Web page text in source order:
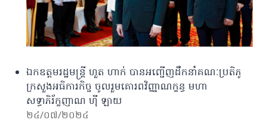
ឯកឧត្តមរដ្ឋមន្ត្រី ហួត ហាក់ បានអញ្ជើញដឹកនាំគណៈប្រតិភូ
ក្រសួងអធិការកិច្ច ចូលរួមគោរពវិញ្ញាណក្ខន្ធ មហា
សទ្ធាភិរ័ក្ខញាណ ហ៊ី ឡាយ
២៤/០៧/២០២៤